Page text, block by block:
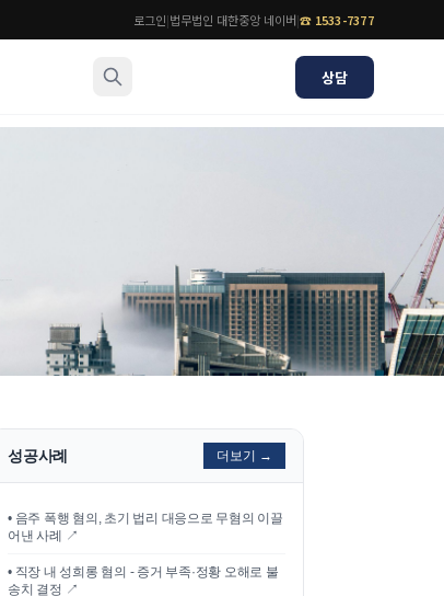
로그인|법무법인 대한중앙 네이버|☎ 1533-7377
상담
법률 블로그
법률서식
뉴스레터/브로슈어
성공사례 더보기 →
• 음주 폭행 혐의, 초기 법리 대응으로 무혐의 이끌
어낸 사례
↗
• 직장 내 성희롱 혐의 - 증거 부족·정황 오해로 불
송치 결정 ↗